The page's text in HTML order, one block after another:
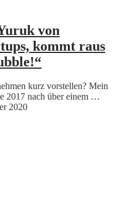
von
kommt raus
kurz vorstellen? Mein
2017 nach über einem …
2020